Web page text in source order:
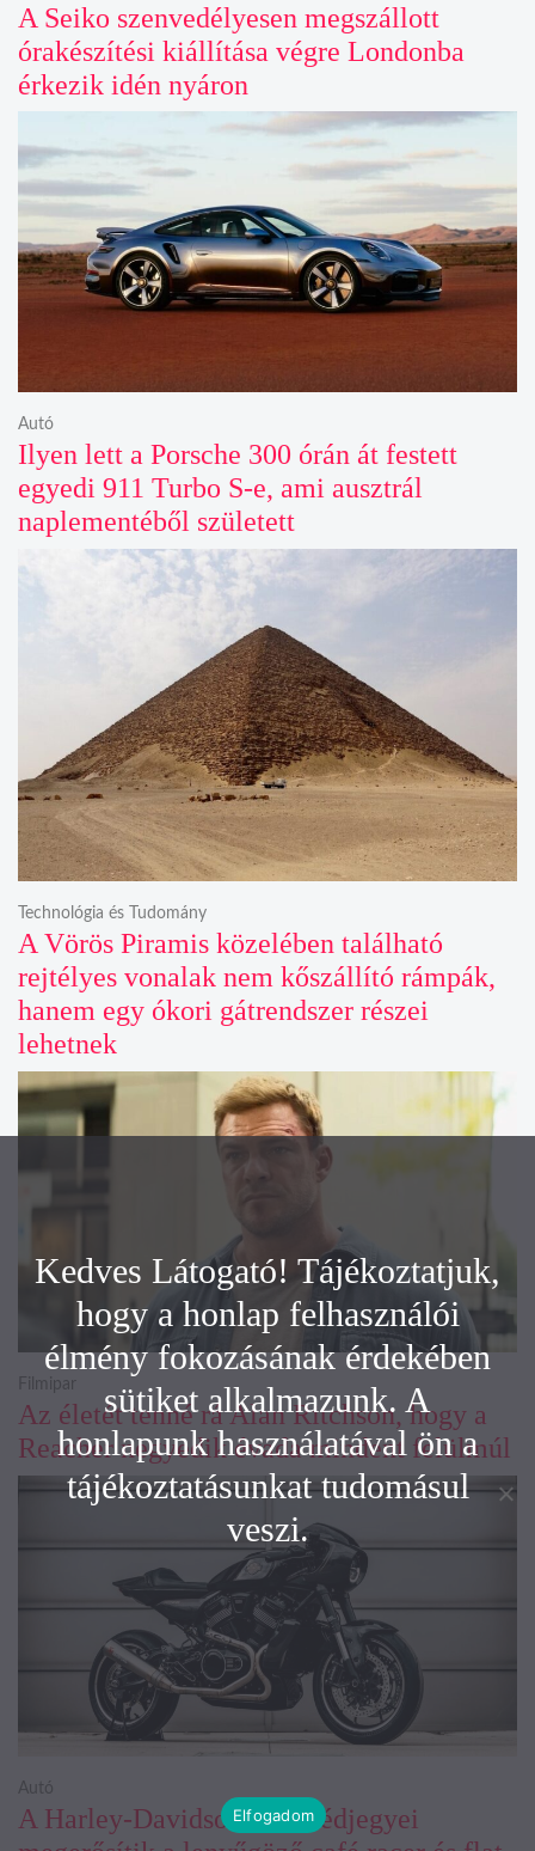
A Seiko szenvedélyesen megszállott
órakészítési kiállítása végre Londonba
érkezik idén nyáron
Ilyen lett a Porsche 300 órán át festett
egyedi 911 Turbo S-e, ami ausztrál
naplementéből született
Autó
A Vörös Piramis közelében található
rejtélyes vonalak nem kőszállító rámpák,
hanem egy ókori gátrendszer részei
lehetnek
Technológia és Tudomány
Az életét tenné rá Alan Ritchson, hogy a
Reacher negyedik évada mindent felülmúl
Filmipar
A Harley-Davidson friss védjegyei
Autó
Kedves Látogató! Tájékoztatjuk,
hogy a honlap felhasználói
élmény fokozásának érdekében
sütiket alkalmazunk. A
honlapunk használatával ön a
tájékoztatásunkat tudomásul
veszi.
Elfogadom